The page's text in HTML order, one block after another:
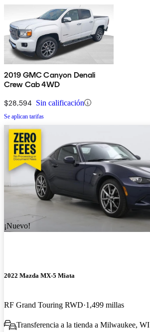
2019 GMC Canyon Denali
Crew Cab 4WD
$28,594 Sin calificación
Se aplican tarifas
¡Nuevo!
2022 Mazda MX-5 Miata
RF Grand Touring RWD 1,499 millas
Transferencia a la tienda a Milwaukee, WI